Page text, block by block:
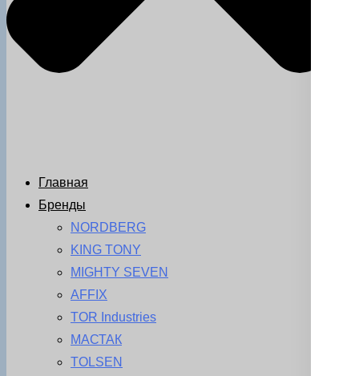
Главная
Бренды
NORDBERG
KING TONY
MIGHTY SEVEN
AFFIX
TOR Industries
МАСТАК
TOLSEN